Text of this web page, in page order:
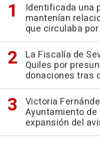
Identificada una
mantenían
que circulaba
La Fiscalía de
Quiles por
donaciones tras
Victoria
Ayuntamiento
expansión del